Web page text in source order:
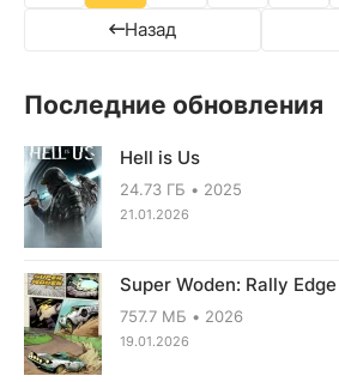
Назад
Последние обновления
Hell is Us
24.73 ГБ 2025
21.01.2026
Super Woden: Rally Edge
757.7 МБ 2026
19.01.2026